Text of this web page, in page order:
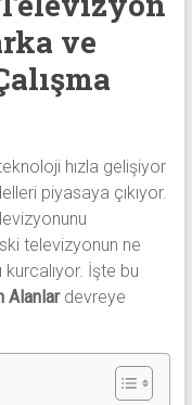
ve
hızla gelişiyor
piyasaya çıkıyor.
televizyonun ne
kurcalıyor. İşte bu
Alanlardevreye